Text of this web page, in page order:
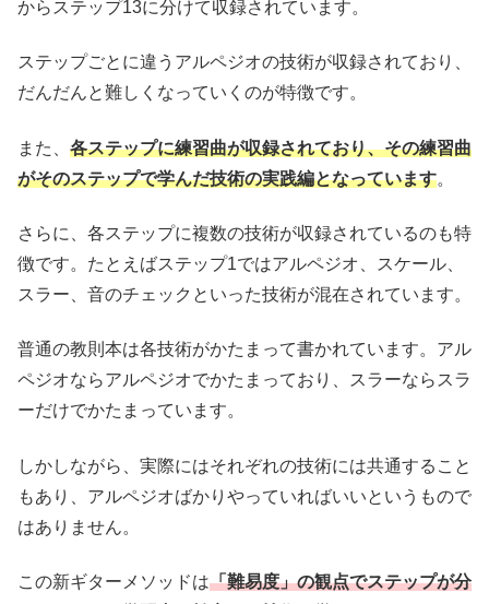
からステップ13に分けて収録されています。
ステップごとに違うアルペジオの技術が収録されており、
だんだんと難しくなっていくのが特徴です。
また、 各ステップに練習曲が収録されており、その練習曲
がそのステップで学んだ技術の実践編となっています。
さらに、各ステップに複数の技術が収録されているのも特
徴です。たとえばステップ1ではアルペジオ、スケール、
スラー、音のチェックといった技術が混在されています。
普通の教則本は各技術がかたまって書かれています。アル
ペジオならアルペジオでかたまっており、スラーならスラ
ーだけでかたまっています。
しかしながら、実際にはそれぞれの技術には共通すること
もあり、アルペジオばかりやっていればいいというもので
はありません。
この新ギターメソッドは「難易度」の観点でステップが分